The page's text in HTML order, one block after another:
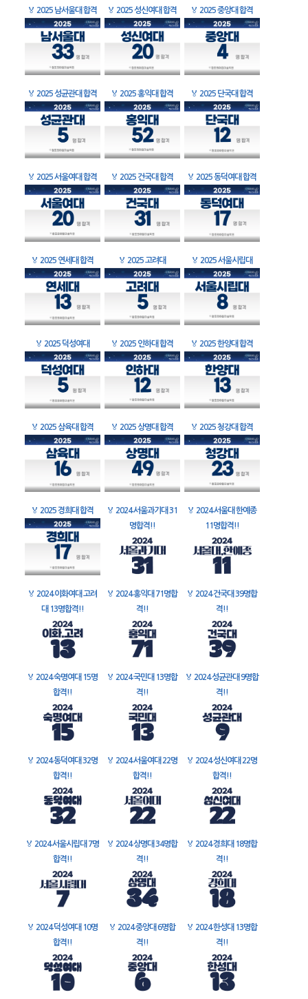
🏅 2025 남서울대 합격 🏅 2025 성신여대 합격 🏅 2025 중앙대 합격
🏅 2025 성균관대 합격 🏅 2025 홍익대 합격 🏅 2025 단국대 합격
🏅 2025 서울여대 합격 🏅 2025 건국대 합격 🏅 2025 동덕여대 합격
🏅 2025 연세대 합격 🏅 2025 고려대 🏅 2025 서울시립대
🏅 2025 덕성여대 🏅 2025 인하대 합격 🏅 2025 한양대 합격
🏅 2025 삼육대 합격 🏅 2025 상명대 합격 🏅 2025 청강대 합격
🏅 2025 경희대 합격 🏅 2024 서울과기대 31
명합격!!
🏅 2024 서울대 한예종
11명합격!!
🏅 2024 이화여대 고려
대 13명합격!!
🏅 2024 홍익대 71명합
격!!
🏅 2024 건국대 39명합
격!!
🏅 2024 숙명여대 15명
합격!!
🏅 2024 국민대 13명합
격!!
🏅 2024 성균관대 9명합
격!!
🏅 2024 동덕여대 32명
합격!!
🏅 2024 서울여대 22명
합격!!
🏅 2024 성신여대 22명
합격!!
🏅 2024 서울시립대 7명
합격!!
🏅 2024 상명대 34명합
격!!
🏅 2024 경희대 18명합
격!!
🏅 2024 덕성여대 10명
합격!!
🏅 2024 중앙대 6명합
격!!
🏅 2024 한성대 13명합
격!!